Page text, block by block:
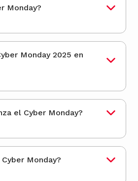
¿Qué es el Cyber Monday?
2025 en
el Cyber Monday?
Monday?